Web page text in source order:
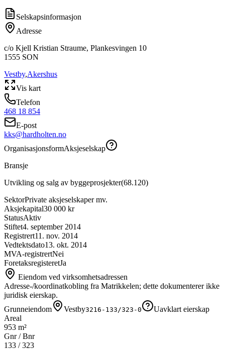
Selskapsinformasjon
Adresse
c/o Kjell Kristian Straume, Plankesvingen 10
1555 SON
Vestby,Akershus
Vis kart
Telefon
468 18 854
E-post
kks@hardholten.no
OrganisasjonsformAksjeselskap
Bransje
Utvikling og salg av byggeprosjekter(68.120)
SektorPrivate aksjeselskaper mv.
Aksjekapital30 000 kr
StatusAktiv
Stiftet4. september 2014
Registrert11. nov. 2014
Vedtektsdato13. okt. 2014
MVA-registrertNei
ForetaksregisteretJa
Eiendom ved virksomhetsadressen
Adresse-/koordinatkobling fra Matrikkelen; dette dokumenterer ikke
juridisk eierskap.
Grunneiendom
Vestby3216-133/323-0
Uavklart eierskap
Areal
953 m²
Gnr / Bnr
133 /323